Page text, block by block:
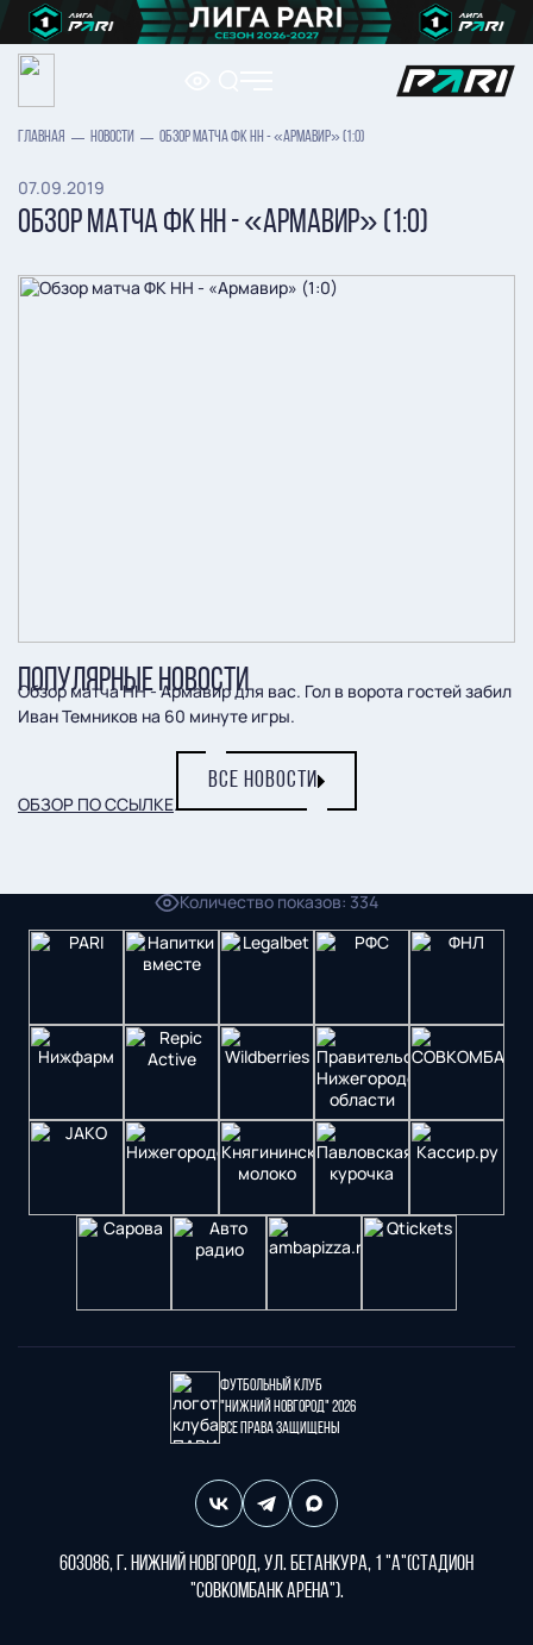
ГЛАВНАЯ НОВОСТИ ОБЗОР МАТЧА ФК НН - «АРМАВИР» (1:0)
07.09.2019
ОБЗОР МАТЧА ФК НН - «АРМАВИР» (1:0)
Обзор матча НН - Армавир для вас. Гол в ворота гостей забил
Иван Темников на 60 минуте игры.
ОБЗОР ПО ССЫЛКЕ.
Количество показов: 334
ПОПУЛЯРНЫЕ НОВОСТИ
ВСЕ НОВОСТИ
Футбольный клуб
"Нижний Новгород" 2026
Все права защищены
603086, г. Нижний Новгород, ул. Бетанкура, 1 "А"(стадион
"СОВКОМБАНК АРЕНА").